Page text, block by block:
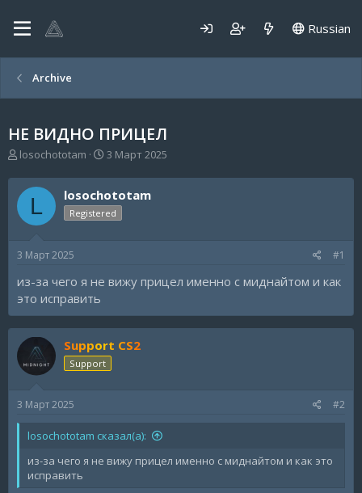
Russian
Archive
НЕ ВИДНО ПРИЦЕЛ
А
т
о
р
т
м
losochototam
Д
т
а
н
а
3 Март 2025
L losochototam
Registered
3 Март 2025 #1
из-за чего я не вижу прицел именно с миднайтом и как
это исправить
Support CS2
Support
3 Март 2025 #2
losochototam сказал(а):
из-за чего я не вижу прицел именно с миднайтом и как это
исправить